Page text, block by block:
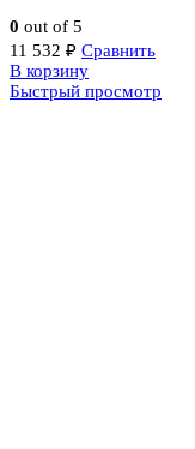
0 out of 5
11 532 ₽ Сравнить
В корзину
Быстрый просмотр